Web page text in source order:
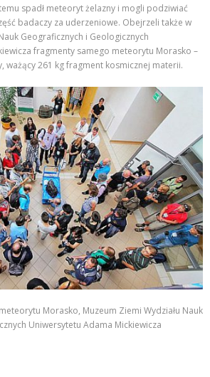
spadł meteoryt żelazny i mogli podziwiać
badaczy za uderzeniowe. Obejrzeli także w
Geograficznych i Geologicznych
fragmenty samego meteorytu Morasko –
ważący 261 kg fragment kosmicznej materii.
Morasko, Muzeum Ziemi Wydziału Nauk
Uniwersytetu Adama Mickiewicza